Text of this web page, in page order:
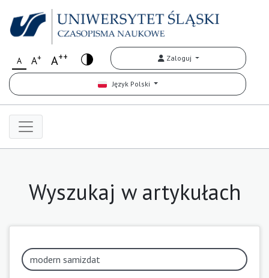
A A+ A++ Zaloguj
Język Polski
Wyszukaj w artykułach